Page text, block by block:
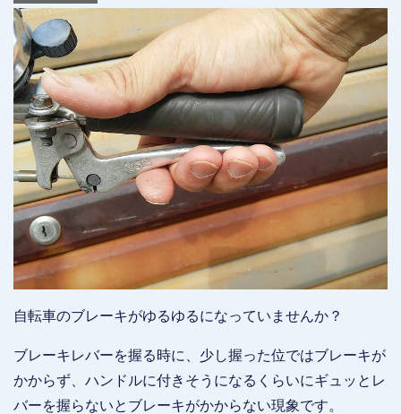
自転車のブレーキがゆるゆるになっていませんか？
ブレーキレバーを握る時に、少し握った位ではブレーキが
かからず、ハンドルに付きそうになるくらいにギュッとレ
バーを握らないとブレーキがかからない現象です。